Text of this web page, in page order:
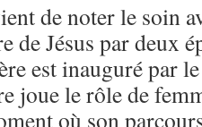
de noter le soin
de Jésus par deux
est inauguré par
joue le rôle de
où son